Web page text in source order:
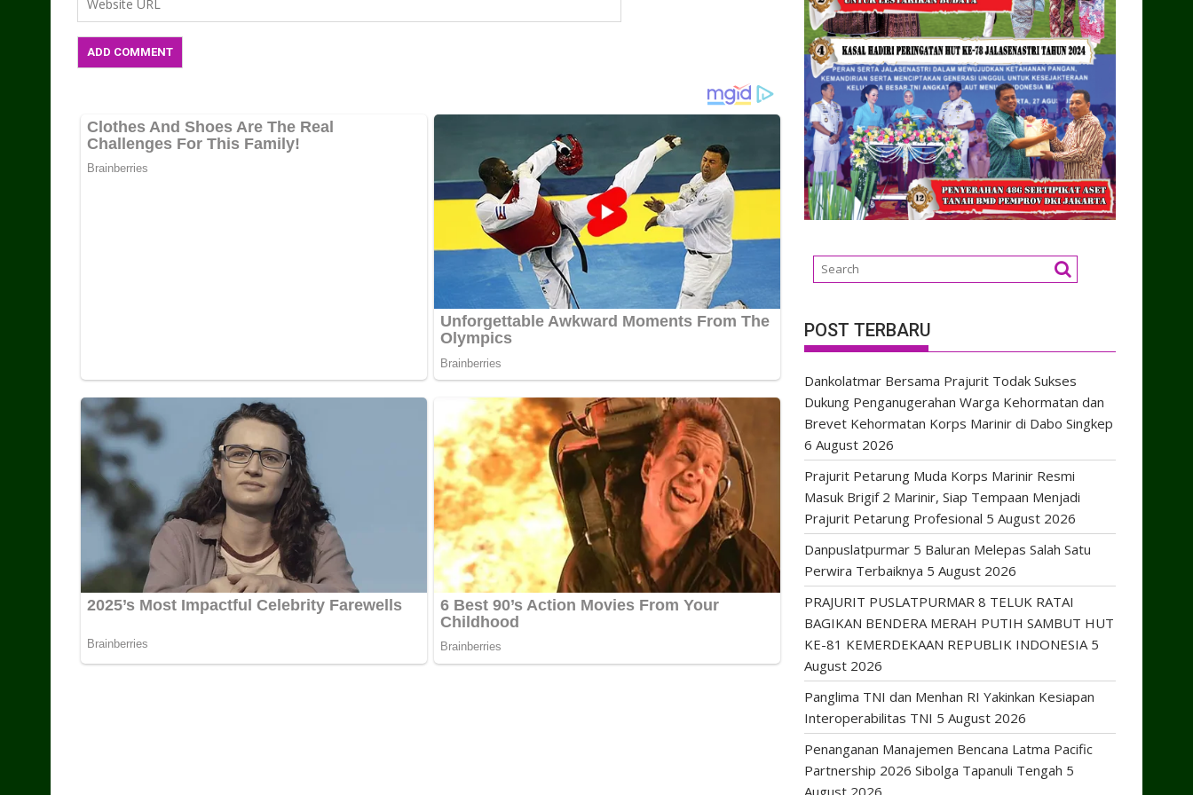
POST TERBARU
Dankolatmar Bersama Prajurit Todak Sukses
Dukung Penganugerahan Warga Kehormatan dan
Brevet Kehormatan Korps Marinir di Dabo Singkep
6 August 2026
Prajurit Petarung Muda Korps Marinir Resmi
Masuk Brigif 2 Marinir, Siap Tempaan Menjadi
Prajurit Petarung Profesional 5 August 2026
Danpuslatpurmar 5 Baluran Melepas Salah Satu
Perwira Terbaiknya 5 August 2026
PRAJURIT PUSLATPURMAR 8 TELUK RATAI
BAGIKAN BENDERA MERAH PUTIH SAMBUT HUT
KE-81 KEMERDEKAAN REPUBLIK INDONESIA 5
August 2026
Panglima TNI dan Menhan RI Yakinkan Kesiapan
Interoperabilitas TNI 5 August 2026
Penanganan Manajemen Bencana Latma Pacific
Partnership 2026 Sibolga Tapanuli Tengah 5
August 2026